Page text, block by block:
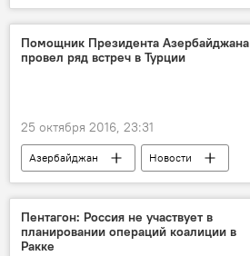
Помощник Президента Азербайджана
провел ряд встреч в Турции
25 октября 2016, 23:31
Азербайджан
Новости
Новости мира
Пентагон: Россия не участвует в
планировании операций коалиции в
Ракке